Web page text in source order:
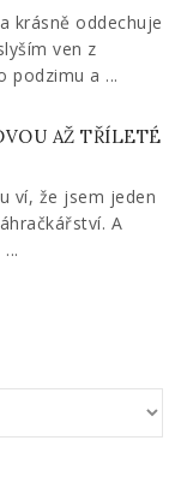
krásně oddechuje
ven z
podzimu a ...
AŽ TŘÍLETÉ
ví, že jsem jeden
A